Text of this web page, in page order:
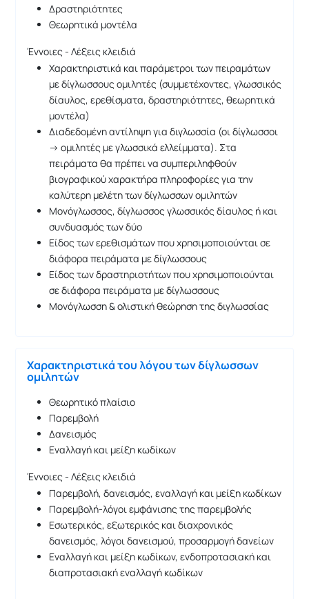
Δραστηριότητες
Θεωρητικά μοντέλα
Έννοιες - Λέξεις κλειδιά
Χαρακτηριστικά και παράμετροι των πειραμάτων
με δίγλωσσους ομιλητές (συμμετέχοντες, γλωσσικός
δίαυλος, ερεθίσματα, δραστηριότητες, θεωρητικά
μοντέλα)
Διαδεδομένη αντίληψη για διγλωσσία (οι δίγλωσσοι
→ ομιλητές με γλωσσικά ελλείμματα). Στα
πειράματα θα πρέπει να συμπεριληφθούν
βιογραφικού χαρακτήρα πληροφορίες για την
καλύτερη μελέτη των δίγλωσσων ομιλητών
Μονόγλωσσος, δίγλωσσος γλωσσικός δίαυλος ή και
συνδυασμός των δύο
Είδος των ερεθισμάτων που χρησιμοποιούνται σε
διάφορα πειράματα με δίγλωσσους
Είδος των δραστηριοτήτων που χρησιμοποιούνται
σε διάφορα πειράματα με δίγλωσσους
Μονόγλωσση & ολιστική θεώρηση της διγλωσσίας
Χαρακτηριστικά του λόγου των δίγλωσσων
ομιλητών
Θεωρητικό πλαίσιο
Παρεμβολή
Δανεισμός
Εναλλαγή και μείξη κωδίκων
Έννοιες - Λέξεις κλειδιά
Παρεμβολή, δανεισμός, εναλλαγή και μείξη κωδίκων
Παρεμβολή-λόγοι εμφάνισης της παρεμβολής
Εσωτερικός, εξωτερικός και διαχρονικός
δανεισμός, λόγοι δανεισμού, προσαρμογή δανείων
Εναλλαγή και μείξη κωδίκων, ενδοπροτασιακή και
διαπροτασιακή εναλλαγή κωδίκων